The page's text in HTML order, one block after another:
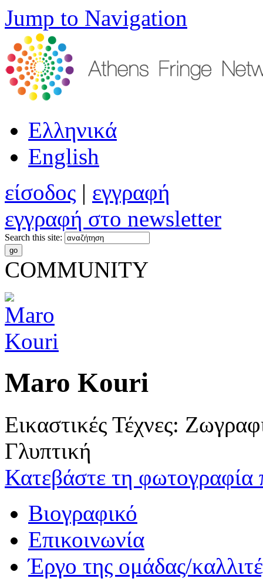
Jump to Navigation
Ελληνικά
English
είσοδος | εγγραφή
εγγραφή στο newsletter
Search this site:
COMMUNITY
Maro Kouri
Εικαστικές Τέχνες:
Γλυπτική
Κατεβάστε τη φωτογραφία
Βιογραφικό
Επικοινωνία
Έργο της ομάδας/